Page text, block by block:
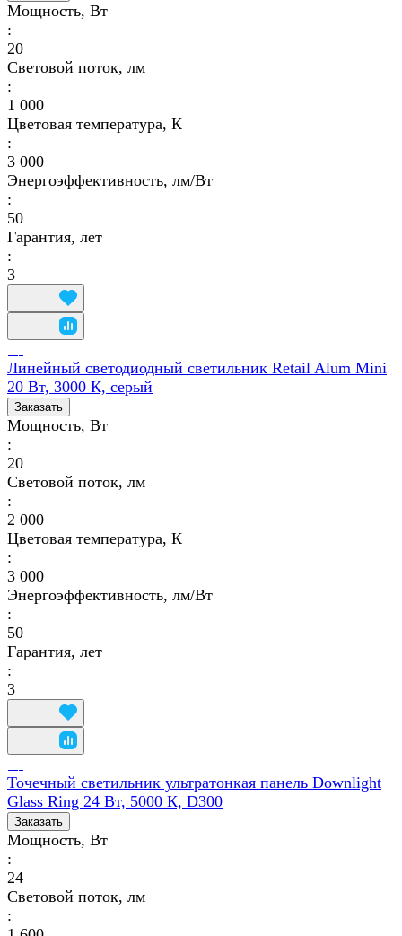
Мощность, Вт
:
20
Световой поток, лм
:
1 000
Цветовая температура, К
:
3 000
Энергоэффективность, лм/Вт
:
50
Гарантия, лет
:
3
Линейный светодиодный светильник Retail Alum Mini
20 Вт, 3000 К, серый
Заказать
Мощность, Вт
:
20
Световой поток, лм
:
2 000
Цветовая температура, К
:
3 000
Энергоэффективность, лм/Вт
:
50
Гарантия, лет
:
3
Точечный светильник ультратонкая панель Downlight
Glass Ring 24 Вт, 5000 К, D300
Заказать
Мощность, Вт
:
24
Световой поток, лм
: